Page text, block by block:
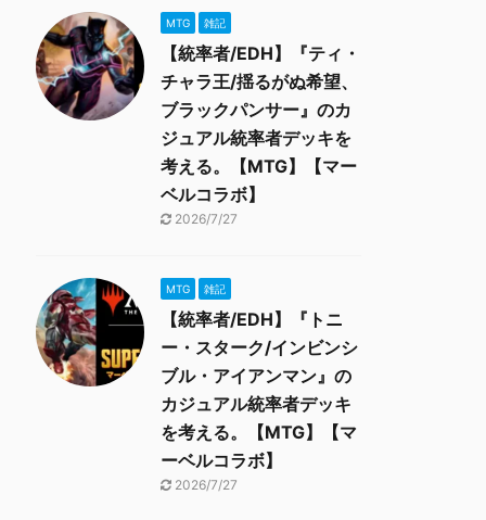
MTG 雑記
【統率者/EDH】『ティ・
チャラ王/揺るがぬ希望、
ブラックパンサー』のカ
ジュアル統率者デッキを
考える。【MTG】【マー
ベルコラボ】
2026/7/27
MTG 雑記
【統率者/EDH】『トニ
ー・スターク/インビンシ
ブル・アイアンマン』の
カジュアル統率者デッキ
を考える。【MTG】【マ
ーベルコラボ】
2026/7/27